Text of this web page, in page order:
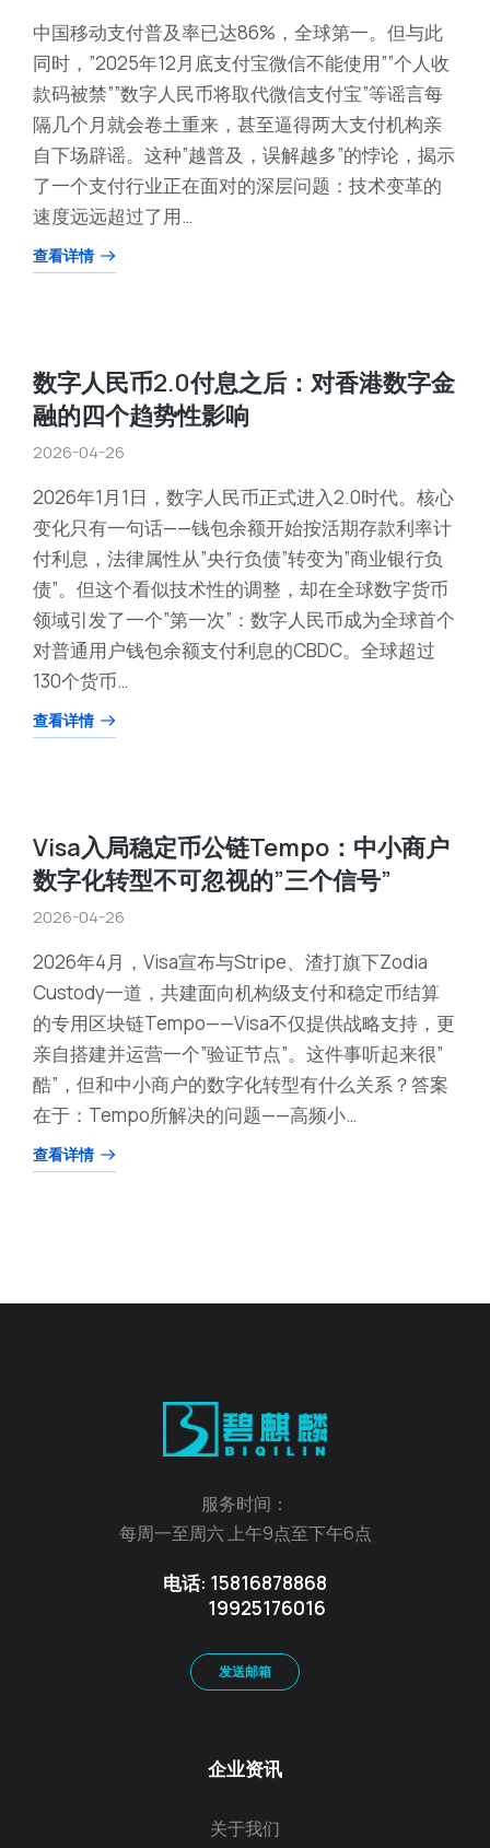
中国移动支付普及率已达86%，全球第一。但与此
同时，”2025年12月底支付宝微信不能使用””个人收
款码被禁””数字人民币将取代微信支付宝”等谣言每
隔几个月就会卷土重来，甚至逼得两大支付机构亲
自下场辟谣。这种”越普及，误解越多”的悖论，揭示
了一个支付行业正在面对的深层问题：技术变革的
速度远远超过了用…
查看详情
数字人民币2.0付息之后：对香港数字金
融的四个趋势性影响
2026-04-26
2026年1月1日，数字人民币正式进入2.0时代。核心
变化只有一句话——钱包余额开始按活期存款利率计
付利息，法律属性从”央行负债”转变为”商业银行负
债”。但这个看似技术性的调整，却在全球数字货币
领域引发了一个”第一次”：数字人民币成为全球首个
对普通用户钱包余额支付利息的CBDC。全球超过
130个货币…
查看详情
Visa入局稳定币公链Tempo：中小商户
数字化转型不可忽视的”三个信号”
2026-04-26
2026年4月，Visa宣布与Stripe、渣打旗下Zodia
Custody一道，共建面向机构级支付和稳定币结算
的专用区块链Tempo——Visa不仅提供战略支持，更
亲自搭建并运营一个”验证节点”。这件事听起来很”
酷”，但和中小商户的数字化转型有什么关系？答案
在于：Tempo所解决的问题——高频小…
查看详情
服务时间：
每周一至周六 上午9点至下午6点
电话: 15816878868
19925176016
发送邮箱
企业资讯
关于我们